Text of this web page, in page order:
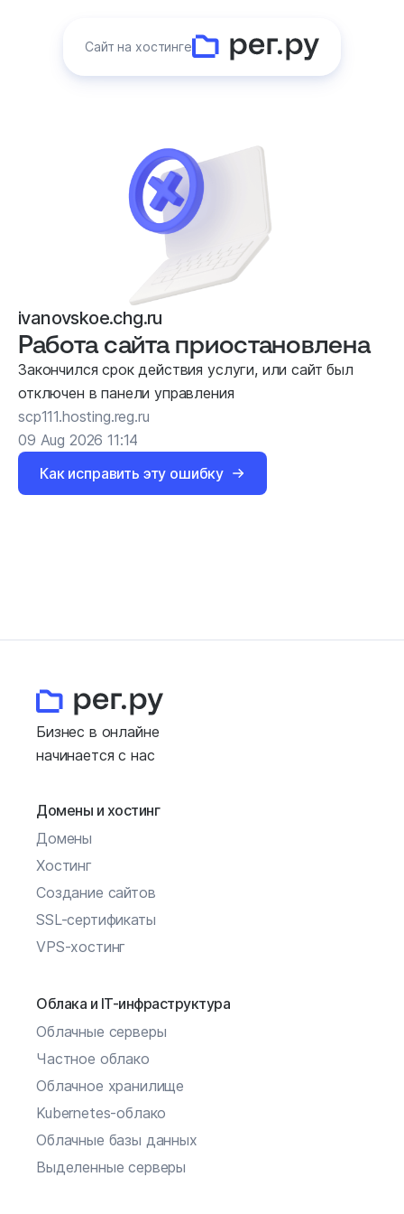
Сайт на хостинге
ivanovskoe.chg.ru
Работа сайта приостановлена
Закончился срок действия услуги, или сайт был
отключен в панели управления
scp111.hosting.reg.ru
09 Aug 2026 11:14
Как исправить эту ошибку
Бизнес в онлайне
начинается с нас
Домены и хостинг
Домены
Хостинг
Создание сайтов
SSL-сертификаты
VPS-хостинг
Облака и IT-инфраструктура
Облачные серверы
Частное облако
Облачное хранилище
Kubernetes-облако
Облачные базы данных
Выделенные серверы